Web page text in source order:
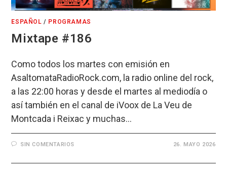
ESPAÑOL / PROGRAMAS
Mixtape #186
Como todos los martes con emisión en
AsaltomataRadioRock.com, la radio online del rock,
a las 22:00 horas y desde el martes al mediodía o
así también en el canal de iVoox de La Veu de
Montcada i Reixac y muchas…
SIN COMENTARIOS 26. MAYO 2026